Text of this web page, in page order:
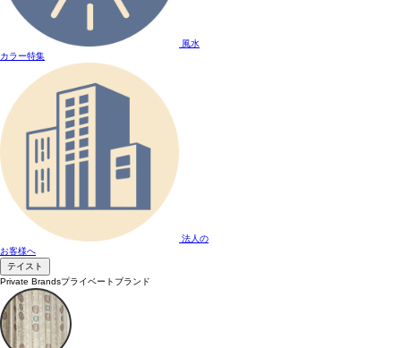
風水
カラー特集
法人の
お客様へ
テイスト
Private Brandsプライベートブランド